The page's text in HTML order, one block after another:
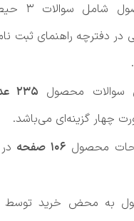
این
در دفترچه راهنمای ثبت
سوالات محصول 235 عدد
چهار گزینه‌ای می‌باشد.
محصول
به محض خرید توسط